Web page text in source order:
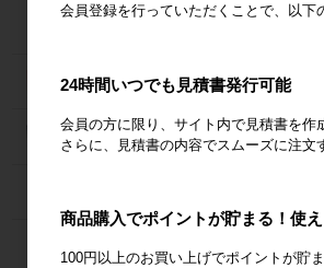
ネスティングラック
メッシュパレット
ラック
会員登録を行っていただくことで、以
24時間いつでも見積書発行可能
会員の方に限り、サイト内で見積書を作
さらに、見積書の内容でスムーズに注文
商品購入でポイントが貯まる！使え
100円以上のお買い上げでポイントが貯ま